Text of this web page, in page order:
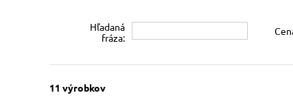
Hľadaná
fráza:
11 výrobkov